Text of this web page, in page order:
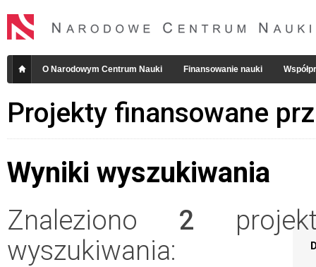
O Narodowym Centrum Nauki Finansowanie nauki
Projekty finansowane
Wyniki wyszukiwania
Znaleziono 2
wyszukiwania: